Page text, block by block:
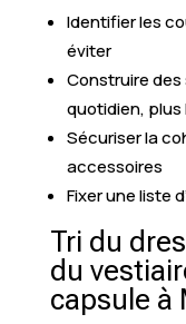
Identifier les
éviter
Construire
quotidien, plus
Sécuriser la
accessoires
Fixer une liste
Tri du
du
capsule à